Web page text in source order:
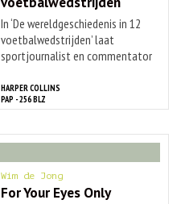
HARPER COLLINS
PAP - 256 BLZ
In ‘De wereldgeschiedenis in 12
voetbalwedstrijden’ laat
sportjournalist en commentator
Wim de Jong
For Your Eyes Only